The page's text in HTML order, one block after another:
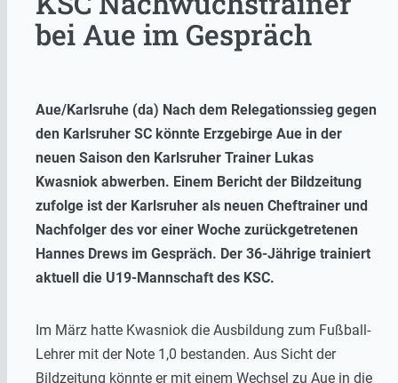
bei Aue im Gespräch
Aue/Karlsruhe (da) Nach dem Relegationssieg gegen
den Karlsruher SC könnte Erzgebirge Aue in der
neuen Saison den Karlsruher Trainer Lukas
Kwasniok abwerben. Einem Bericht der Bildzeitung
zufolge ist der Karlsruher als neuen Cheftrainer und
Nachfolger des vor einer Woche zurückgetretenen
Hannes Drews im Gespräch. Der 36-Jährige trainiert
aktuell die U19-Mannschaft des KSC.
Im März hatte Kwasniok die Ausbildung zum Fußball-
Lehrer mit der Note 1,0 bestanden. Aus Sicht der
Bildzeitung könnte er mit einem Wechsel zu Aue in die